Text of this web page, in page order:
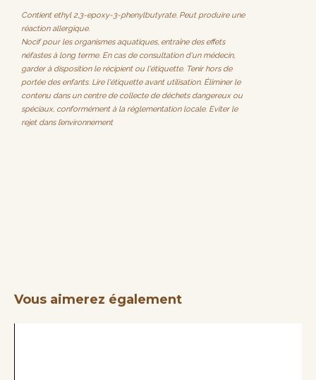
Contient ethyl 2,3-epoxy-3-phenylbutyrate. Peut produire une
réaction allergique.
Nocif pour les organismes aquatiques, entraîne des effets
néfastes à long terme. En cas de consultation d'un médecin,
garder à disposition le récipient ou l'étiquette. Tenir hors de
portée des enfants. Lire l'étiquette avant utilisation. Éliminer le
contenu dans un centre de collecte de déchets dangereux ou
spéciaux, conformément à la réglementation locale. Eviter le
rejet dans l’environnement
Vous aimerez également